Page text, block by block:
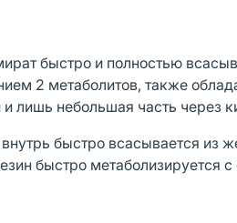
быстро и полностью
2 метаболитов, также
лишь небольшая часть через
быстро всасывается из
быстро метаболизируется